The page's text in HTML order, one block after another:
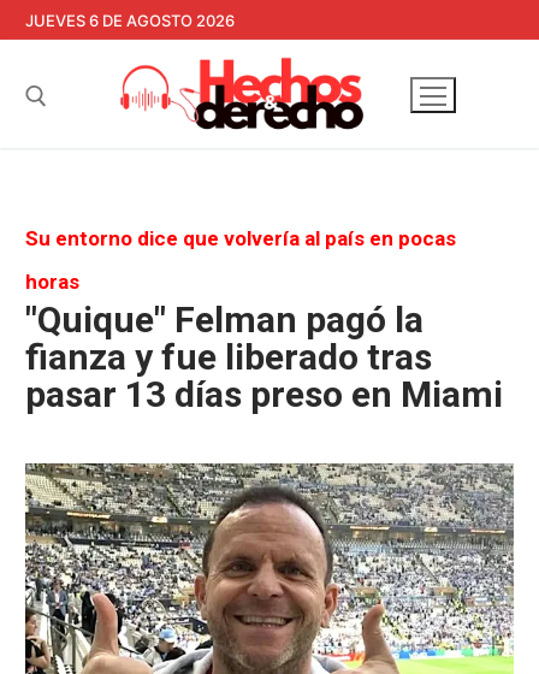
contenido
JUEVES 6 DE AGOSTO 2026
Su entorno dice que volvería al país en pocas
horas
"Quique" Felman pagó la
fianza y fue liberado tras
pasar 13 días preso en Miami